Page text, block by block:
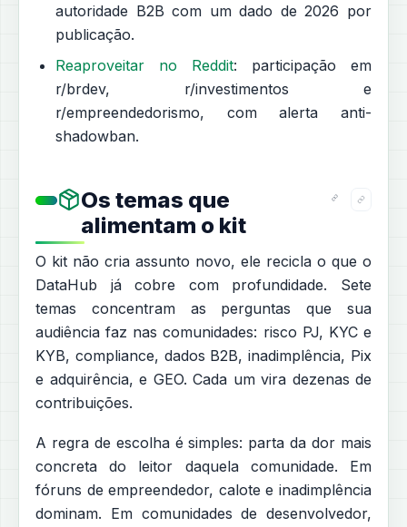
autoridade B2B com um dado de 2026 por
publicação.
Reaproveitar no Reddit: participação em
r/brdev, r/investimentos e
r/empreendedorismo, com alerta anti-
shadowban.
Os temas que
alimentam o kit
O kit não cria assunto novo, ele recicla o que o
DataHub já cobre com profundidade. Sete
temas concentram as perguntas que sua
audiência faz nas comunidades: risco PJ, KYC e
KYB, compliance, dados B2B, inadimplência, Pix
e adquirência, e GEO. Cada um vira dezenas de
contribuições.
A regra de escolha é simples: parta da dor mais
concreta do leitor daquela comunidade. Em
fóruns de empreendedor, calote e inadimplência
dominam. Em comunidades de desenvolvedor,